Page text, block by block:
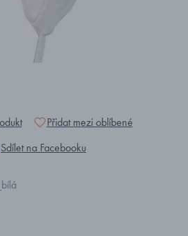
Přidat mezi oblíbené
Sdílet na Facebooku